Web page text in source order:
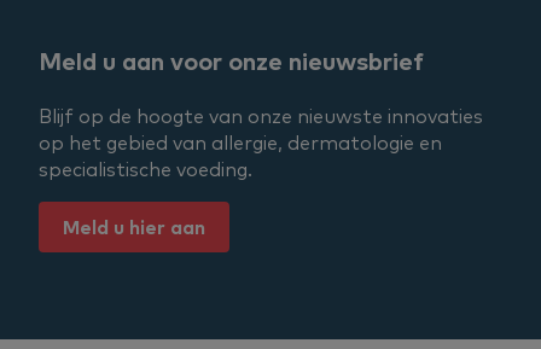
Meld u aan voor onze nieuwsbrief
Blijf op de hoogte van onze nieuwste innovaties
op het gebied van allergie, dermatologie en
specialistische voeding.
Meld u hier aan